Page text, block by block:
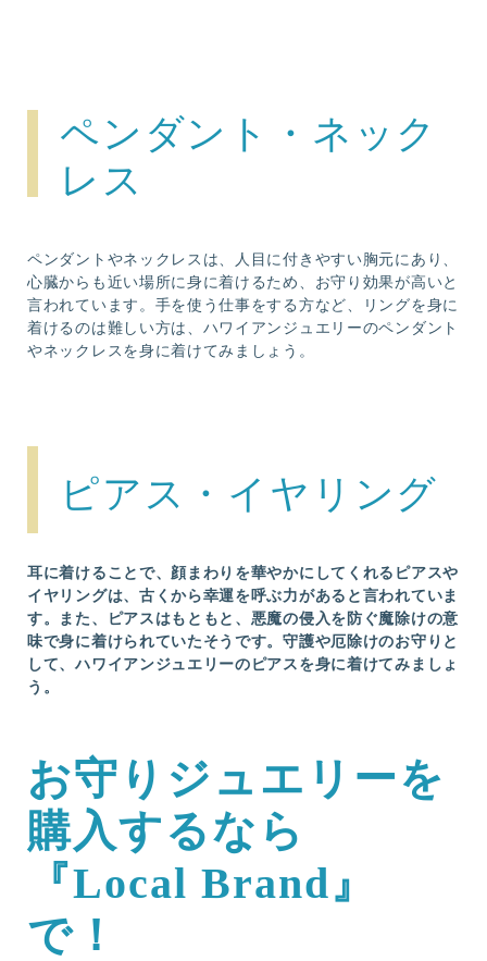
ペンダント・ネック
レス
ペンダントやネックレスは、人目に付きやすい胸元にあり、
心臓からも近い場所に身に着けるため、お守り効果が高いと
言われています。手を使う仕事をする方など、リングを身に
着けるのは難しい方は、ハワイアンジュエリーのペンダント
やネックレスを身に着けてみましょう。
ピアス・イヤリング
耳に着けることで、顔まわりを華やかにしてくれるピアスや
イヤリングは、古くから幸運を呼ぶ力があると言われていま
す。また、ピアスはもともと、悪魔の侵入を防ぐ魔除けの意
味で身に着けられていたそうです。守護や厄除けのお守りと
して、ハワイアンジュエリーのピアスを身に着けてみましょ
う。
お守りジュエリーを
購入するなら
『Local Brand』
で！